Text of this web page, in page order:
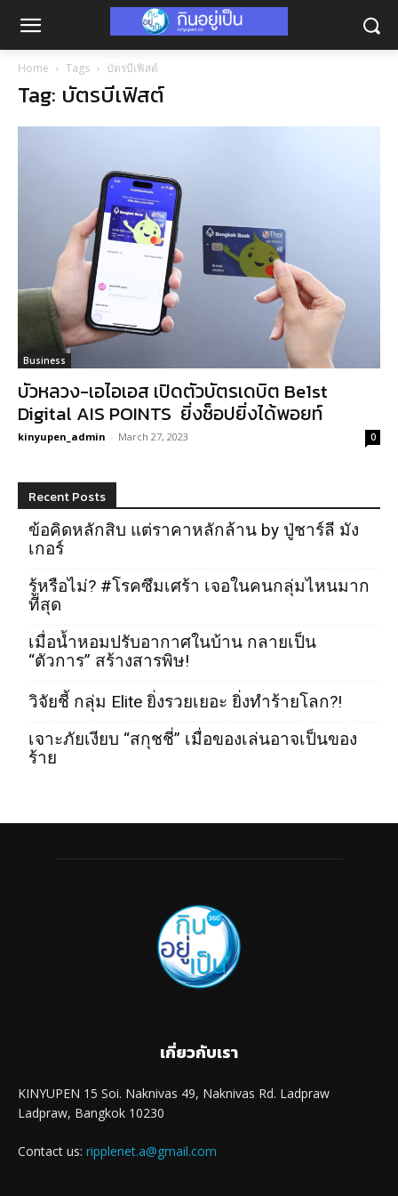
Home Tags บัตรบีเฟิสต์
Tag: บัตรบีเฟิสต์
Business
บัวหลวง-เอไอเอส เปิดตัวบัตรเดบิต Be1st
Digital AIS POINTS ยิ่งช็อปยิ่งได้พอยท์
kinyupen_admin - March 27, 2023 0
Recent Posts
ข้อคิดหลักสิบ แต่ราคาหลักล้าน by ปู่ชาร์ลี มัง
เกอร์
รู้หรือไม่? #โรคซึมเศร้า เจอในคนกลุ่มไหนมาก
ที่สุด
เมื่อน้ำหอมปรับอากาศในบ้าน กลายเป็น
“ตัวการ” สร้างสารพิษ!
วิจัยชี้ กลุ่ม Elite ยิ่งรวยเยอะ ยิ่งทำร้ายโลก?!
เจาะภัยเงียบ “สกุชชี่” เมื่อของเล่นอาจเป็นของ
ร้าย
เกี่ยวกับเรา
KINYUPEN 15 Soi. Naknivas 49, Naknivas Rd. Ladpraw
Ladpraw, Bangkok 10230
Contact us: ripplenet.a@gmail.com